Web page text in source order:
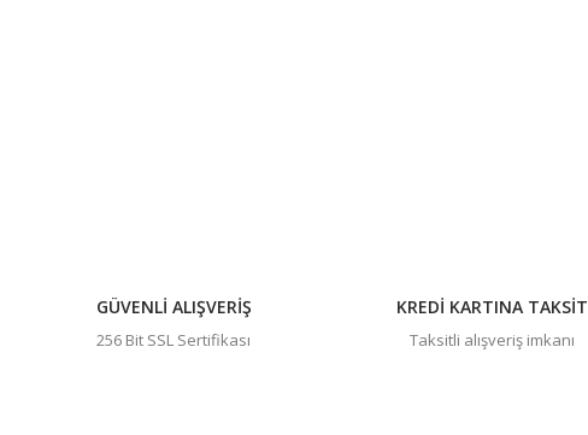
GÜVENLİ ALIŞVERİŞ
256 Bit SSL Sertifikası
KREDİ KARTINA TAKSİT
Taksitli alışveriş imkanı